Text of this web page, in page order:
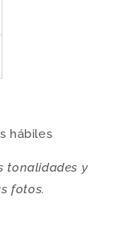
hábiles
tonalidades y
fotos.